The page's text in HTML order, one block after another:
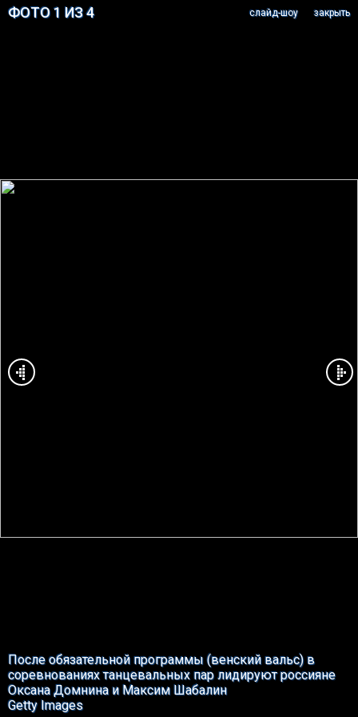
ФОТО 1 ИЗ 4 закрыть
cлайд-шоу
После обязательной программы (венский вальс) в
соревнованиях танцевальных пар лидируют россияне
Оксана Домнина и Максим Шабалин
Getty Images